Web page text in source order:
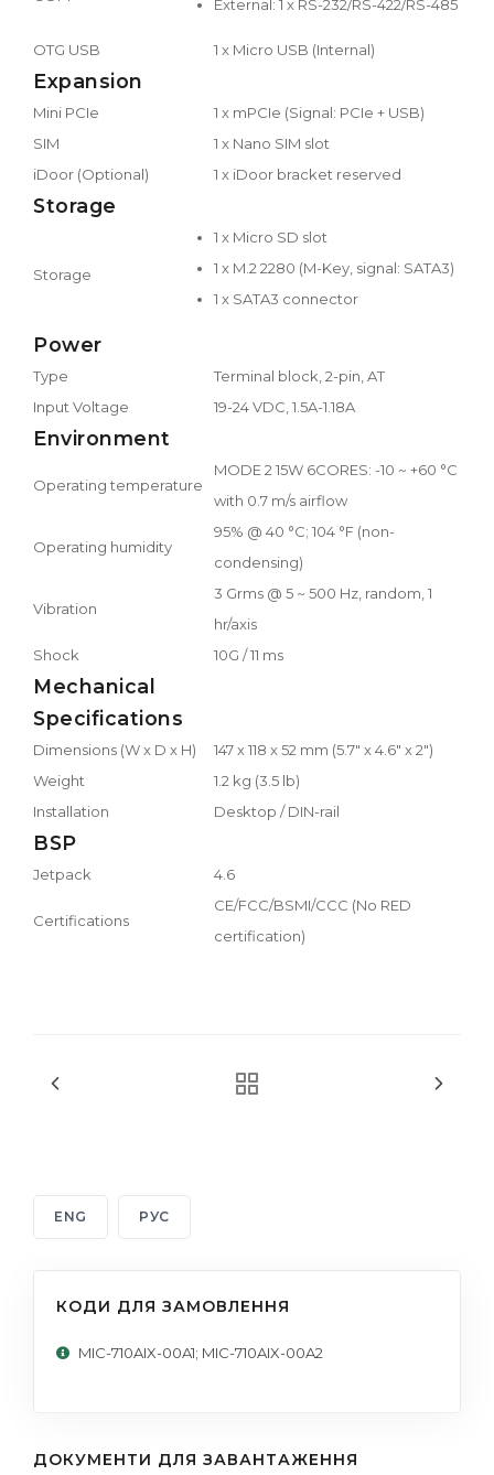
External: 1 x RS-232/RS-422/RS-485
OTG USB 1 x Micro USB (Internal)
Expansion
Mini PCIe
1 x mPCIe (Signal: PCIe + USB)
SIM
1 x Nano SIM slot
iDoor (Optional)
1 x iDoor bracket reserved
Storage
Storage
1 x Micro SD slot
1 x M.2 2280 (M-Key, signal: SATA3)
1 x SATA3 connector
Power
Type
Terminal block, 2-pin, AT
Input Voltage
19-24 VDC, 1.5A-1.18A
Environment
Operating temperature
MODE 2 15W 6CORES: -10 ~ +60 °C
with 0.7 m/s airflow
Operating humidity
95% @ 40 °C; 104 °F (non-
condensing)
Vibration
3 Grms @ 5 ~ 500 Hz, random, 1
hr/axis
Shock
10G / 11 ms
Mechanical
Specifications
Dimensions (W x D x H)
147 x 118 x 52 mm (5.7" x 4.6" x 2")
Weight
1.2 kg (3.5 lb)
Installation
Desktop / DIN-rail
BSP
Jetpack 4.6
Certifications
CE/FCC/BSMI/CCC (No RED
certification)
ENG РУС
КОДИ ДЛЯ ЗАМОВЛЕННЯ
MIC-710AIX-00A1; MIC-710AIX-00A2
ДОКУМЕНТИ ДЛЯ ЗАВАНТАЖЕННЯ